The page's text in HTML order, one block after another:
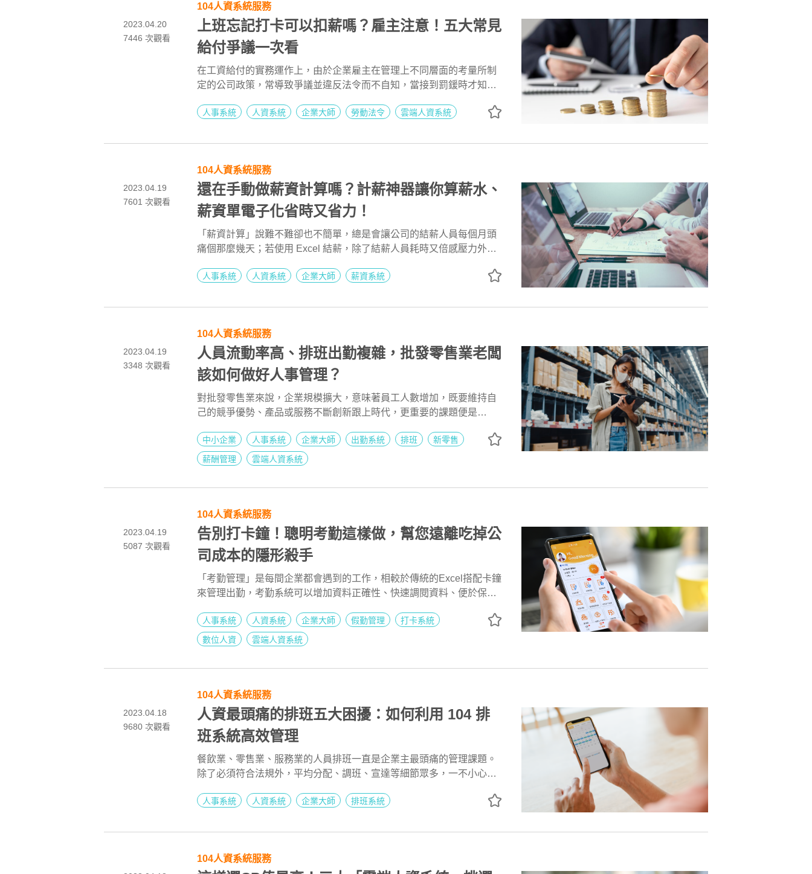
2023.04.20
7446 次觀看
104人資系統服務
上班忘記打卡可以扣薪嗎？雇主注意！五大常見
給付爭議一次看
在工資給付的實務運作上，由於企業雇主在管理上不同層面的考量所制
定的公司政策，常導致爭議並違反法令而不自知，當接到罰鍰時才知觸
系統與工作規則等制訂合理的制度，能夠讓企業管理得宜、並又合理合
人事系統 人資系統 企業大師 勞動法令 雲端人資系統
2023.04.19
7601 次觀看
104人資系統服務
還在手動做薪資計算嗎？計薪神器讓你算薪水、
薪資單電子化省時又省力！
「薪資計算」說難不難卻也不簡單，總是會讓公司的結薪人員每個月頭
痛個那麼幾天；若使用 Excel 結薪，除了結薪人員耗時又倍感壓力外，
也建議使用系統結薪，感受電子結薪的好處與便利！
人事系統 人資系統 企業大師 薪資系統
2023.04.19
3348 次觀看
104人資系統服務
人員流動率高、排班出勤複雜，批發零售業老闆
該如何做好人事管理？
對批發零售業來說，企業規模擴大，意味著員工人數增加，既要維持自
己的競爭優勢、產品或服務不斷創新跟上時代，更重要的課題便是
50%，頻繁的入職、離職手續辦理，老闆、人資們該如何做好管理呢？
中小企業 人事系統 企業大師 出勤系統 排班
新零售
薪酬管理
雲端人資系統
2023.04.19
5087 次觀看
104人資系統服務
告別打卡鐘！聰明考勤這樣做，幫您遠離吃掉公
司成本的隱形殺手
「考勤管理」是每間企業都會遇到的工作，相較於傳統的Excel搭配卡鐘
來管理出勤，考勤系統可以增加資料正確性、快速調閱資料、便於保
看不見的隱形成本；無論企業規模大小，導入好用的考勤管理系統，來
感受E化帶來的好處吧！
人事系統 人資系統 企業大師 假勤管理
打卡系統
數位人資
雲端人資系統
2023.04.18
9680 次觀看
104人資系統服務
人資最頭痛的排班五大困擾：如何利用 104 排
班系統高效管理
餐飲業、零售業、服務業的人員排班一直是企業主最頭痛的管理課題。
除了必須符合法規外，平均分配、調班、宣達等細節眾多，一不小心就
班管理工具
人事系統 人資系統 企業大師 排班系統
104人資系統服務